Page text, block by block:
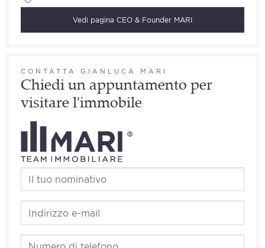
Vedi pagina CEO & Founder MARI
CONTATTA GIANLUCA MARI
Chiedi un appuntamento per
visitare l'immobile